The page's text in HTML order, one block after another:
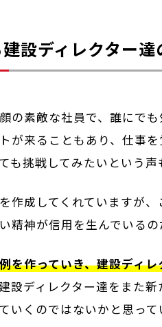
設ディレクター達
の素敵な社員で、誰にでも
が来ることもあり、仕事
も挑戦してみたいという声
作成してくれていますが、
精神が信用を生んでいるの
を作っていき、建設ディ
設ディレクター達をまた
いくのではないかと思って